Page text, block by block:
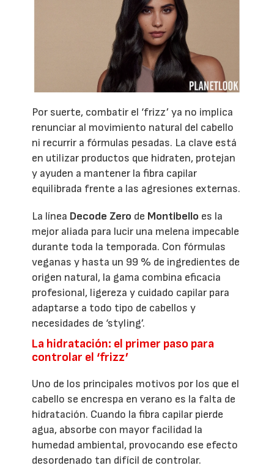
Por suerte, combatir el ‘frizz’ ya no implica
renunciar al movimiento natural del cabello
ni recurrir a fórmulas pesadas. La clave está
en utilizar productos que hidraten, protejan
y ayuden a mantener la fibra capilar
equilibrada frente a las agresiones externas.
La línea Decode Zero de Montibello es la
mejor aliada para lucir una melena impecable
durante toda la temporada. Con fórmulas
veganas y hasta un 99 % de ingredientes de
origen natural, la gama combina eficacia
profesional, ligereza y cuidado capilar para
adaptarse a todo tipo de cabellos y
necesidades de ‘styling’.
La hidratación: el primer paso para
controlar el ‘frizz’
Uno de los principales motivos por los que el
cabello se encrespa en verano es la falta de
hidratación. Cuando la fibra capilar pierde
agua, absorbe con mayor facilidad la
humedad ambiental, provocando ese efecto
desordenado tan difícil de controlar.